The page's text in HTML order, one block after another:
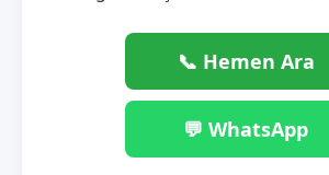
📞 Hemen Ara
💬 WhatsApp